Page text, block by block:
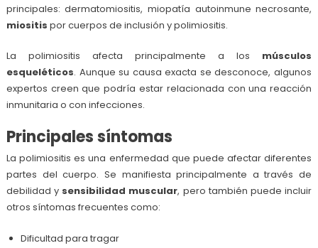
principales: dermatomiositis, miopatía autoinmune necrosante,
miositis por cuerpos de inclusión y polimiositis.
La polimiositis afecta principalmente a los músculos
esqueléticos. Aunque su causa exacta se desconoce, algunos
expertos creen que podría estar relacionada con una reacción
inmunitaria o con infecciones.
Principales síntomas
La polimiositis es una enfermedad que puede afectar diferentes
partes del cuerpo. Se manifiesta principalmente a través de
debilidad y sensibilidad muscular, pero también puede incluir
otros síntomas frecuentes como:
Dificultad para tragar